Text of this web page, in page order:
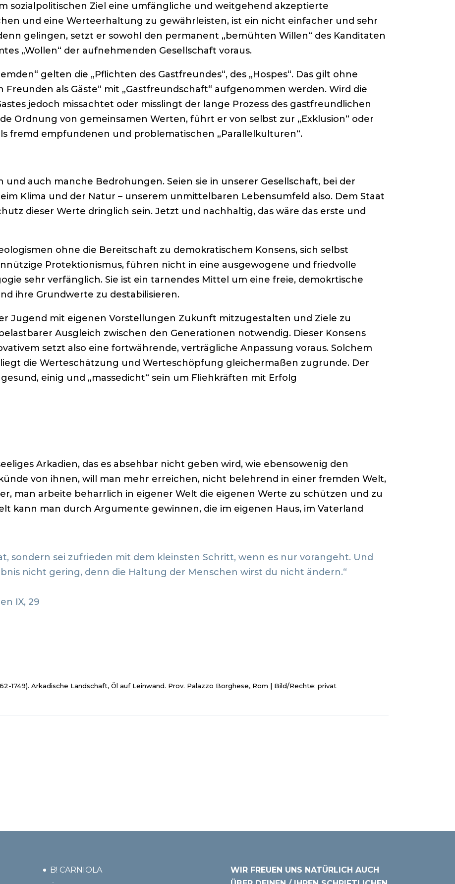
sozialpolitischen Ziel eine umfängliche und weitgehend akzeptierte
und eine Werteerhaltung zu gewährleisten, ist ein nicht einfacher und sehr
gelingen, setzt er sowohl den permanent „bemühten Willen“ des Kanditaten
„Wollen“ der aufnehmenden Gesellschaft voraus.
gelten die „Pflichten des Gastfreundes“, des „Hospes“. Das gilt ohne
Freunden als Gäste“ mit „Gastfreundschaft“ aufgenommen werden. Wird die
jedoch missachtet oder misslingt der lange Prozess des gastfreundlichen
Ordnung von gemeinsamen Werten, führt er von selbst zur „Exklusion“ oder
fremd empfundenen und problematischen „Parallelkulturen“.
und auch manche Bedrohungen. Seien sie in unserer Gesellschaft, bei der
Klima und der Natur – unserem unmittelbaren Lebensumfeld also. Dem Staat
dieser Werte dringlich sein. Jetzt und nachhaltig, das wäre das erste und
ohne die Bereitschaft zu demokratischem Konsens, sich selbst
Protektionismus, führen nicht in eine ausgewogene und friedvolle
sehr verfänglich. Sie ist ein tarnendes Mittel um eine freie, demokrtische
ihre Grundwerte zu destabilisieren.
Jugend mit eigenen Vorstellungen Zukunft mitzugestalten und Ziele zu
Ausgleich zwischen den Generationen notwendig. Dieser Konsens
setzt also eine fortwährende, verträgliche Anpassung voraus. Solchem
liegt die Werteschätzung und Werteschöpfung gleichermaßen zugrunde. Der
einig und „massedicht“ sein um Fliehkräften mit Erfolg
Arkadien, das es absehbar nicht geben wird, wie ebensowenig den
künde von ihnen, will man mehr erreichen, nicht belehrend in einer fremden Welt,
man arbeite beharrlich in eigener Welt die eigenen Werte zu schützen und zu
kann man durch Argumente gewinnen, die im eigenen Haus, im Vaterland
sondern sei zufrieden mit dem kleinsten Schritt, wenn es nur vorangeht. Und
nicht gering, denn die Haltung der Menschen wirst du nicht ändern.“
IX, 29
1749). Arkadische Landschaft, Öl auf Leinwand. Prov. Palazzo Borghese, Rom | Bild/Rechte: privat
B! CARNIOLA
WIR FREUEN UNS NATÜRLICH AUCH